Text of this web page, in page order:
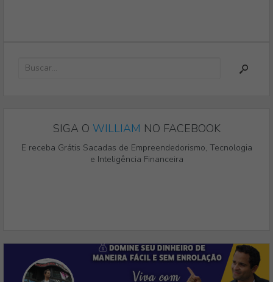
SIGA O WILLIAM NO FACEBOOK
E receba Grátis Sacadas de Empreendedorismo, Tecnologia
e Inteligência Financeira